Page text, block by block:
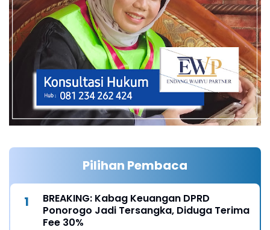
Pilihan Pembaca
BREAKING: Kabag Keuangan DPRD
Ponorogo Jadi Tersangka, Diduga Terima
Fee 30%